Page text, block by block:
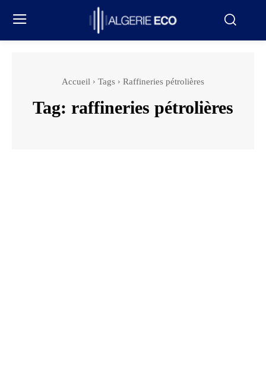
Accueil Tags Raffineries pétrolières
Tag: raffineries pétrolières